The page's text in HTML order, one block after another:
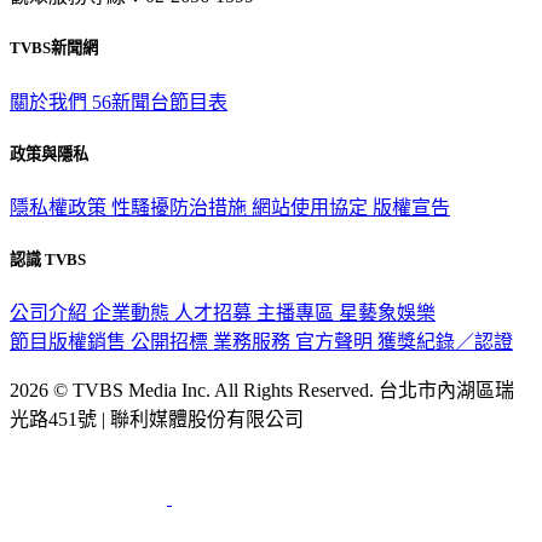
TVBS新聞網
關於我們 56新聞台節目表
政策與隱私
隱私權政策 性騷擾防治措施 網站使用協定 版權宣告
認識 TVBS
公司介紹 企業動態 人才招募 主播專區 星藝象娛樂
節目版權銷售 公開招標 業務服務 官方聲明 獲獎紀錄／認證
2026 © TVBS Media Inc. All Rights Reserved. 台北市內湖區瑞
光路451號 | 聯利媒體股份有限公司